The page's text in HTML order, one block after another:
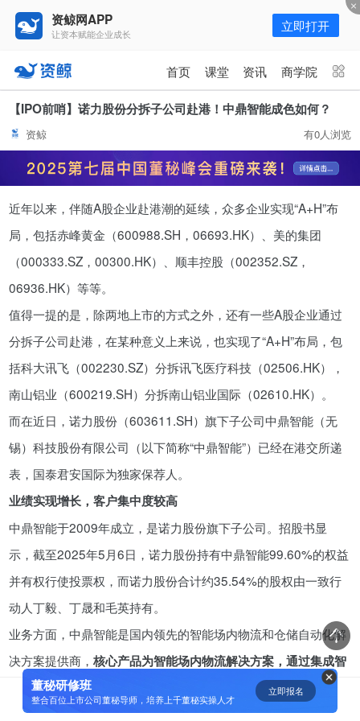
资鲸网APP
让资本赋能企业成长 立即打开
首页 课堂 资讯 商学院
资讯 课堂 直播 商学院
报告 行业峰会
为你推荐
资鲸精选 | 127页PPT，读懂复
星、平安、腾讯、比亚迪、碧桂园
局！（非常值得收藏！）
11-01
模式”！推荐收藏！
08-02
资鲸精选 | 小米同股不同权的股权
腾讯与马化腾：腾讯五虎是如何分
配股权的
08-01
资鲸精选 | 迈瑞医疗上市：是王者
归来，还是“毒角兽”降临？
09-29
资鲸精选 | 一个一级市场投资人的
思维框架
09-11
【IPO前哨】诺力股份分拆子公司赴港！中鼎智能成色如何？
资鲸 有0人浏览
近年以来，伴随A股企业赴港潮的延续，众多企业实现“A+H”布
局，包括赤峰黄金（600988.SH，06693.HK）、美的集团
（000333.SZ，00300.HK）、顺丰控股（002352.SZ，
06936.HK）等等。
值得一提的是，除两地上市的方式之外，还有一些A股企业通过
分拆子公司赴港，在某种意义上来说，也实现了“A+H”布局，包
括科大讯飞（002230.SZ）分拆讯飞医疗科技（02506.HK），
南山铝业（600219.SH）分拆南山铝业国际（02610.HK）。
而在近日，诺力股份（603611.SH）旗下子公司中鼎智能（无
锡）科技股份有限公司（以下简称“中鼎智能”）已经在港交所递
表，国泰君安国际为独家保荐人。
业绩实现增长，客户集中度较高
中鼎智能于2009年成立，是诺力股份旗下子公司。招股书显
示，截至2025年5月6日，诺力股份持有中鼎智能99.60%的权益
并有权行使投票权，而诺力股份合计约35.54%的股权由一致行
动人丁毅、丁晟和毛英持有。
业务方面，中鼎智能是国内领先的智能场内物流和仓储自动化解
决方案提供商，核心产品为智能场内物流解决方案，通过集成智
能场内物流管理软件与堆垛机、穿梭车、输送线、分拣机及机器
人等场内物流设备，在广大行业垂直领域的仓库、工厂及生产线
董秘研修班
整合百位上市公司董秘导师，培养上千董秘实操人才
立即报名